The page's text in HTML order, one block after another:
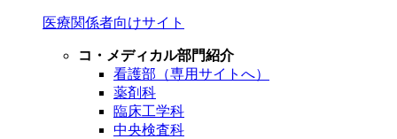
医療関係者向けサイト
コ・メディカル部門紹介
看護部（専用サイトへ）
薬剤科
臨床工学科
中央検査科